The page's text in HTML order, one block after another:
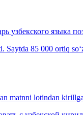
узбекского языка
85 000 ortiq
matnni lotindan